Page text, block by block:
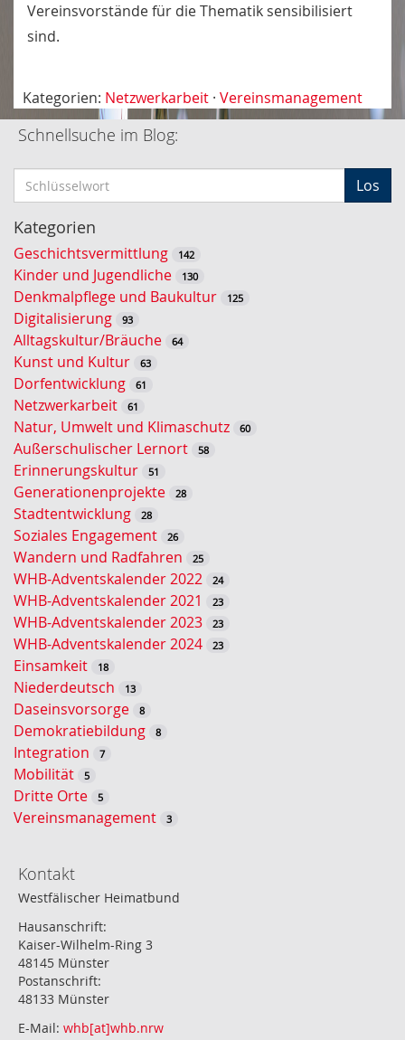
Vereinsvorstände für die Thematik sensibilisiert
sind.
Kategorien: Netzwerkarbeit · Vereinsmanagement
Schnellsuche im Blog:
c
h
ü
s
s
e
l
w
o
r
t
-
S
u
c
h
e
Los
Kategorien
Geschichtsvermittlung 142
Kinder und Jugendliche 130
Denkmalpflege und Baukultur 125
Digitalisierung 93
Alltagskultur/Bräuche 64
Kunst und Kultur 63
Dorfentwicklung 61
Netzwerkarbeit 61
Natur, Umwelt und Klimaschutz 60
Außerschulischer Lernort 58
Erinnerungskultur 51
Generationenprojekte 28
Stadtentwicklung 28
Soziales Engagement 26
Wandern und Radfahren 25
WHB-Adventskalender 2022 24
WHB-Adventskalender 2021 23
WHB-Adventskalender 2023 23
WHB-Adventskalender 2024 23
Einsamkeit 18
Niederdeutsch 13
Daseinsvorsorge 8
Demokratiebildung 8
Integration 7
Mobilität 5
Dritte Orte 5
Vereinsmanagement 3
Kontakt
Westfälischer Heimatbund
Hausanschrift:
Kaiser-Wilhelm-Ring 3
48145 Münster
Postanschrift:
48133 Münster
E-Mail: whb[at]whb.nrw